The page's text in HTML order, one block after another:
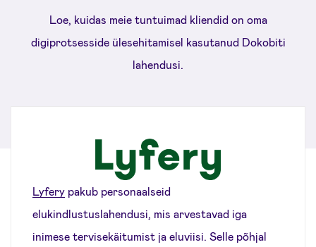
Loe, kuidas meie tuntuimad kliendid on oma
digiprotsesside ülesehitamisel kasutanud Dokobiti
lahendusi.
Lyfery pakub personaalseid
elukindlustuslahendusi, mis arvestavad iga
inimese tervisekäitumist ja eluviisi. Selle põhjal